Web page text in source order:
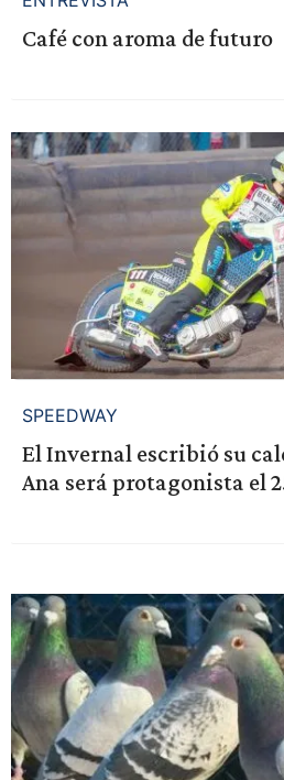
Café con aroma de futuro
SPEEDWAY
El Invernal escribió su
Ana será protagonista el